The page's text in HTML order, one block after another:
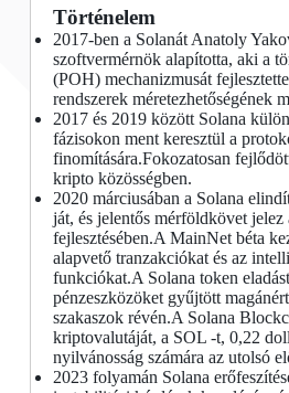
Történelem
2017-ben a Solanát Anatoly
szoftvermérnök alapította, aki a
(POH) mechanizmusát
rendszerek méretezhetőségének
2017 és 2019 között Solana
fázisokon ment keresztül a
finomítására.Fokozatosan
kripto közösségben.
2020 márciusában a Solana
ját, és jelentős mérföldkövet jelez
fejlesztésében.A MainNet béta
alapvető tranzakciókat és az
funkciókat.A Solana token
pénzeszközöket gyűjtött
szakaszok révén.A Solana
kriptovalutáját, a SOL -t, 0,22
nyilvánosság számára az utolsó
2023 folyamán Solana